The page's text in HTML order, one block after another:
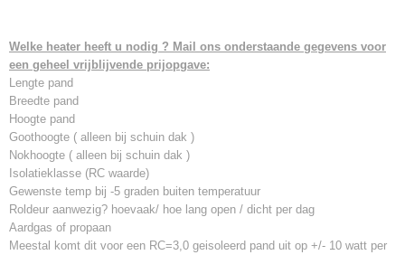
Welke heater heeft u nodig ? Mail ons onderstaande gegevens voor
een geheel vrijblijvende prijopgave:
Lengte pand
Breedte pand
Hoogte pand
Goothoogte ( alleen bij schuin dak )
Nokhoogte ( alleen bij schuin dak )
Isolatieklasse (RC waarde)
Gewenste temp bij -5 graden buiten temperatuur
Roldeur aanwezig? hoevaak/ hoe lang open / dicht per dag
Aardgas of propaan
Meestal komt dit voor een RC=3,0 geisoleerd pand uit op +/- 10 watt per